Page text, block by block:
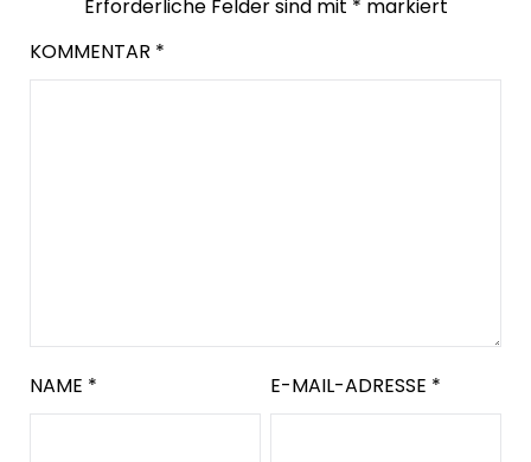
Erforderliche Felder sind mit * markiert
KOMMENTAR *
NAME * E-MAIL-ADRESSE *